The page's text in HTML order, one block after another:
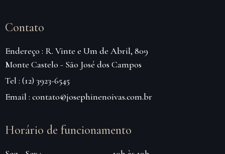
Contato
Endereço : R. Vinte e Um de Abril, 809
Monte Castelo - São José dos Campos
Tel : (12) 3923-6545
Email : contato@josephinenoivas.com.br
Horário de funcionamento